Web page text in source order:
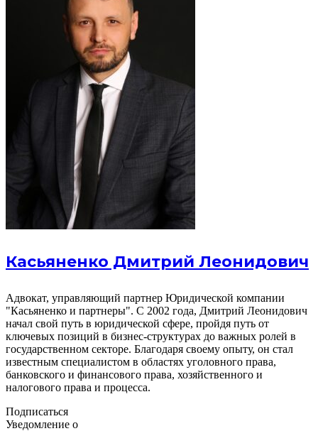
Касьяненко Дмитрий Леонидович
Адвокат, управляющий партнер Юридической компании
"Касьяненко и партнеры". С 2002 года, Дмитрий Леонидович
начал свой путь в юридической сфере, пройдя путь от
ключевых позиций в бизнес-структурах до важных ролей в
государственном секторе. Благодаря своему опыту, он стал
известным специалистом в областях уголовного права,
банковского и финансового права, хозяйственного и
налогового права и процесса.
Подписаться
Уведомление о